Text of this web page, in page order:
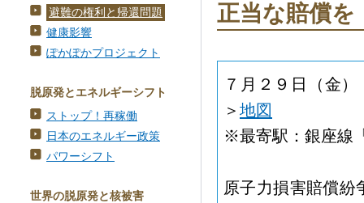
避難の権利と帰還問題
健康影響
ぽかぽかプロジェクト
脱原発とエネルギーシフト
ストップ！再稼働
日本のエネルギー政策
パワーシフト
世界の脱原発と核被害
正当な賠償を
７月２９日（金
＞ 地図
※最寄駅：銀座線
原子力損害賠償紛